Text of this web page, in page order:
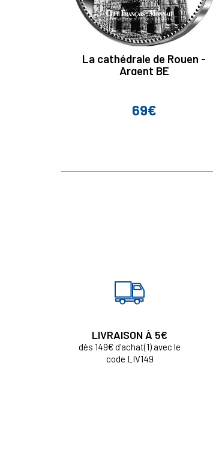
La cathédrale de Rouen -
Argent BE
Prix
69€
LIVRAISON À 5€
dès 149€ d'achat(1) avec le
code LIV149